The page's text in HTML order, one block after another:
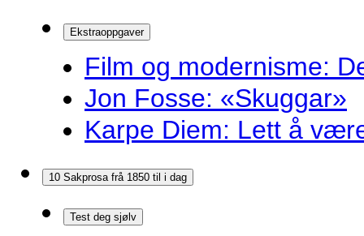
Ekstraoppgaver
Film og modernisme:
Jon Fosse: «Skuggar»
Karpe Diem: Lett å
10 Sakprosa frå 1850 til i dag
Test deg sjølv